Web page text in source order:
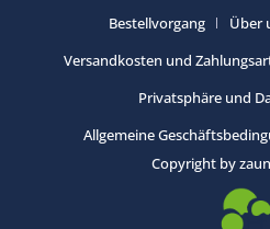
Bestellvorgang Über
Versandkosten und
Privatsphäre und
Allgemeine
Copyright by